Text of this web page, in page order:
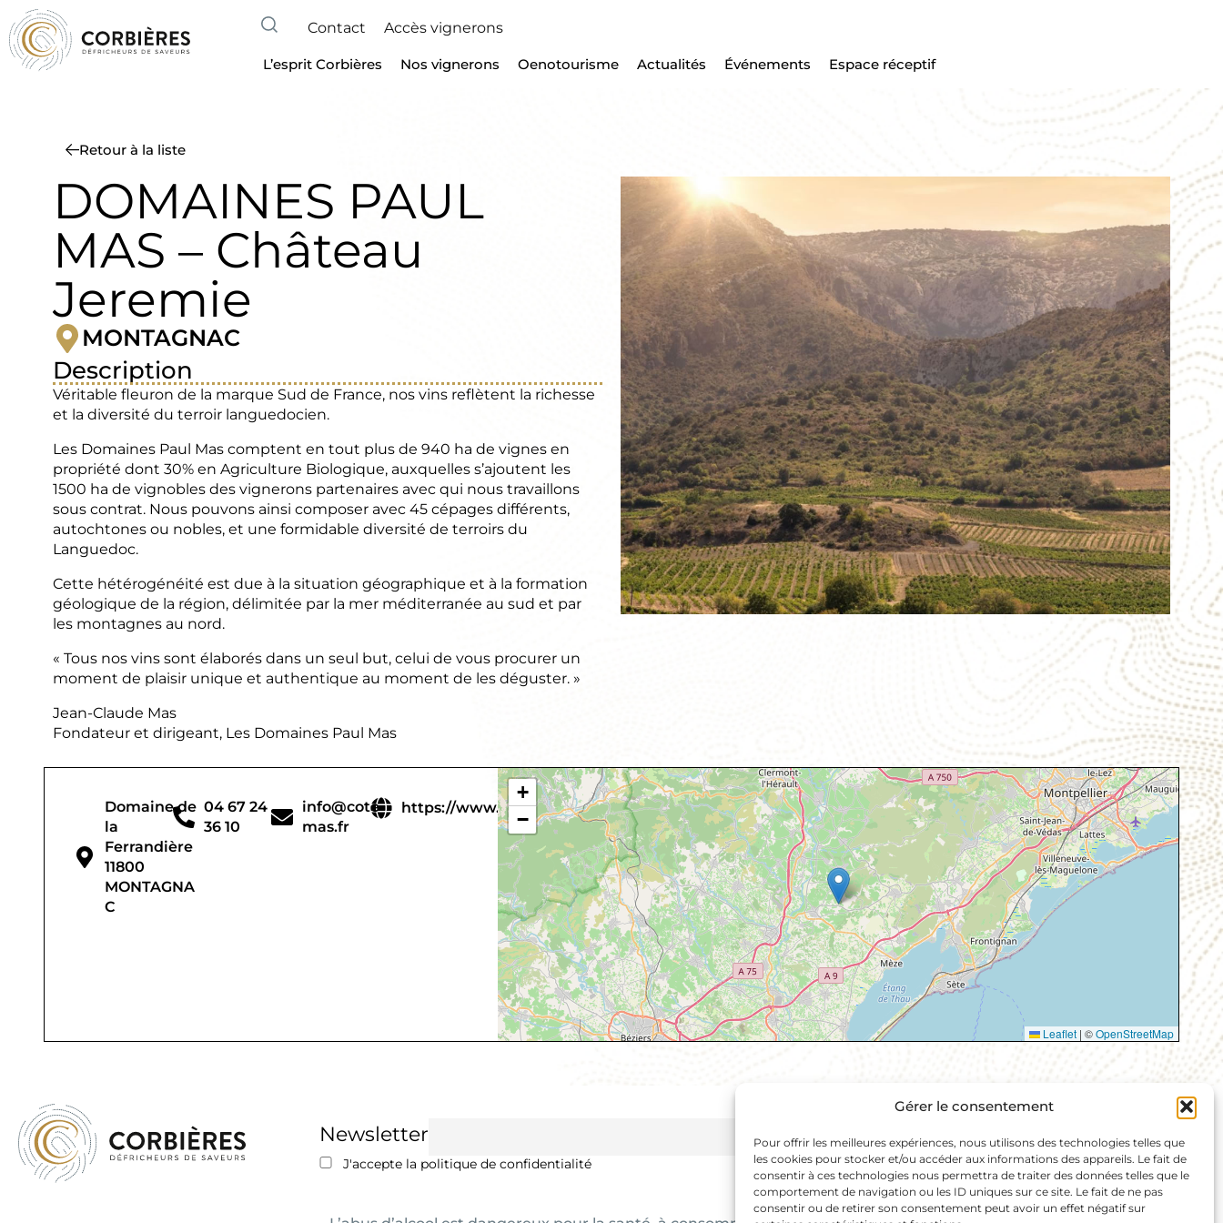
Gérer le consentement
Pour offrir les meilleures expériences, nous utilisons des technologies telles que
les cookies pour stocker et/ou accéder aux informations des appareils. Le fait de
consentir à ces technologies nous permettra de traiter des données telles que le
comportement de navigation ou les ID uniques sur ce site. Le fait de ne pas
consentir ou de retirer son consentement peut avoir un effet négatif sur
Contact Accès vignerons
L’esprit Corbières Nos vignerons Oenotourisme Actualités Événements Espace réceptif
Retour à la liste
DOMAINES PAUL
MAS – Château
Jeremie
MONTAGNAC
Description
Véritable fleuron de la marque Sud de France, nos vins reflètent la richesse
et la diversité du terroir languedocien.
Les Domaines Paul Mas comptent en tout plus de 940 ha de vignes en
propriété dont 30% en Agriculture Biologique, auxquelles s’ajoutent les
1500 ha de vignobles des vignerons partenaires avec qui nous travaillons
sous contrat. Nous pouvons ainsi composer avec 45 cépages différents,
autochtones ou nobles, et une formidable diversité de terroirs du
Languedoc.
Cette hétérogénéité est due à la situation géographique et à la formation
géologique de la région, délimitée par la mer méditerranée au sud et par
les montagnes au nord.
« Tous nos vins sont élaborés dans un seul but, celui de vous procurer un
moment de plaisir unique et authentique au moment de les déguster. »
Jean-Claude Mas
Fondateur et dirigeant, Les Domaines Paul Mas
Domaine de
la
Ferrandière
11800
MONTAGNA
C
04 67 24
36 10
info@cote-
mas.fr
https://www.paulmas.com/
+
−
Leaflet | ©OpenStreetMap
Newsletter
J'accepte la politique de confidentialité